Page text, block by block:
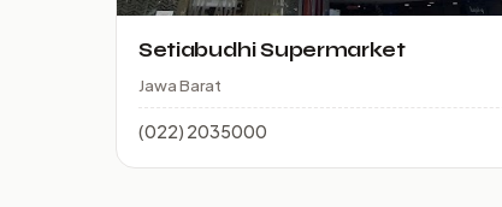
Setiabudhi Supermarket
Jawa Barat
(022) 2035000